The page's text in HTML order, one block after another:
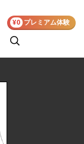
検
¥0 プレミアム体験